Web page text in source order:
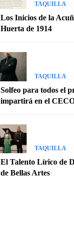
TAQUILLA
Los Inicios de la
Huerta de 1914
TAQUILLA
Solfeo para todos el
impartirá en el
TAQUILLA
El Talento Lírico de
de Bellas Artes